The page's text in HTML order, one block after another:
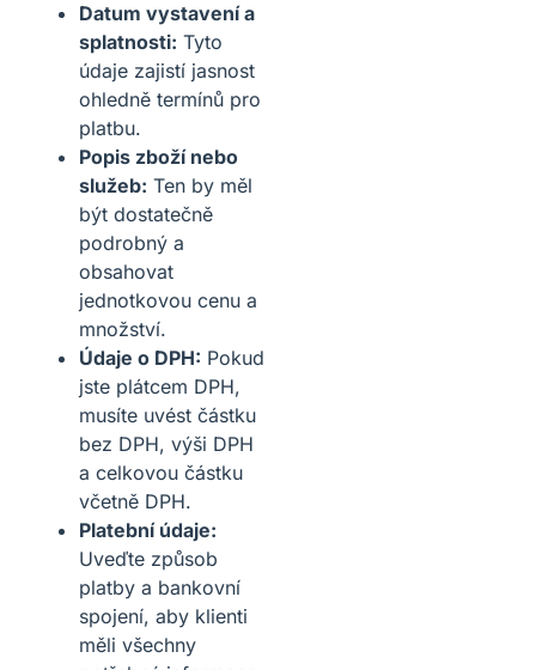
Datum vystavení a
splatnosti: Tyto
údaje zajistí jasnost
ohledně termínů pro
platbu.
Popis zboží nebo
služeb: Ten by měl
být dostatečně
podrobný a
obsahovat
jednotkovou cenu a
množství.
Údaje o DPH: Pokud
jste plátcem DPH,
musíte uvést částku
bez DPH, výši DPH
a celkovou částku
včetně DPH.
Platební údaje:
Uveďte způsob
platby a bankovní
spojení, aby klienti
měli všechny